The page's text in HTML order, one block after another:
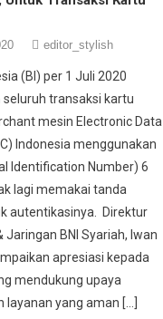
editor_stylish
(BI) per 1 Juli 2020
transaksi kartu
mesin Electronic Data
Indonesia menggunakan
Identification Number) 6
lagi memakai tanda
autentikasinya. Direktur
Jaringan BNI Syariah, Iwan
apresiasi kepada
mendukung upaya
yang aman […]